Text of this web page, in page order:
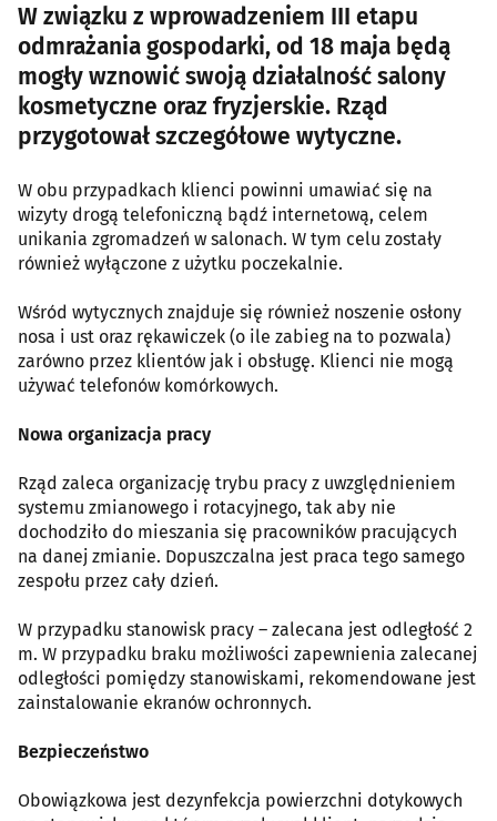
W związku z wprowadzeniem III etapu
odmrażania gospodarki, od 18 maja będą
mogły wznowić swoją działalność salony
kosmetyczne oraz fryzjerskie. Rząd
przygotował szczegółowe wytyczne.
W obu przypadkach klienci powinni umawiać się na
wizyty drogą telefoniczną bądź internetową, celem
unikania zgromadzeń w salonach. W tym celu zostały
również wyłączone z użytku poczekalnie.
Wśród wytycznych znajduje się również noszenie osłony
nosa i ust oraz rękawiczek (o ile zabieg na to pozwala)
zarówno przez klientów jak i obsługę. Klienci nie mogą
używać telefonów komórkowych.
Nowa organizacja pracy
Rząd zaleca organizację trybu pracy z uwzględnieniem
systemu zmianowego i rotacyjnego, tak aby nie
dochodziło do mieszania się pracowników pracujących
na danej zmianie. Dopuszczalna jest praca tego samego
zespołu przez cały dzień.
W przypadku stanowisk pracy – zalecana jest odległość 2
m. W przypadku braku możliwości zapewnienia zalecanej
odległości pomiędzy stanowiskami, rekomendowane jest
zainstalowanie ekranów ochronnych.
Bezpieczeństwo
Obowiązkowa jest dezynfekcja powierzchni dotykowych